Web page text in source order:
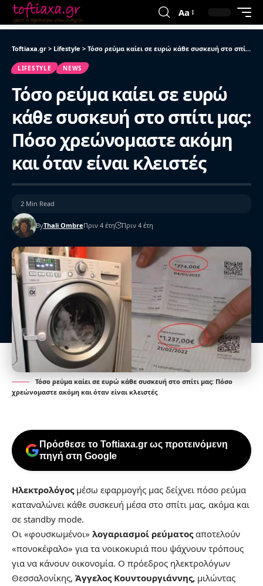
Aa
Toftiaxa.gr > Lifestyle > Τόσο ρεύμα καίει σε ευρώ κάθε συσκευή στο σπίτι μας: Πόσο χρεώνομαστε ακόμη και όταν είναι κλειστές
LIFESTYLE NEWS
Τόσο ρεύμα καίει σε ευρώ
κάθε συσκευή στο σπίτι μας:
Πόσο χρεώνομαστε ακόμη
και όταν είναι κλειστές
ByThali OmbreΠριν 4 έτη Πριν 4 έτη
2 Min Read
Τόσο ρεύμα καίει σε ευρώ κάθε συσκευή στο σπίτι μας: Πόσο
χρεώνομαστε ακόμη και όταν είναι κλειστές
Πρόσθεσε το Toftiaxa.gr ως προτεινόμενη
πηγή στη Google
Ηλεκτρολόγοςμέσω εφαρμογής μας δείχνει πόσο ρεύμα
καταναλώνει κάθε συσκευή μέσα στο σπίτι μας, ακόμα και
σε standby mode.
Οι «φουσκωμένοι» λογαριασμοί ρεύματοςαποτελούν
«πονοκέφαλο» για τα νοικοκυριά που ψάχνουν τρόπους
για να κάνουν οικονομία. Ο πρόεδρος ηλεκτρολόγων
Θεσσαλονίκης, Άγγελος Κουντουργιάννης, μιλώντας